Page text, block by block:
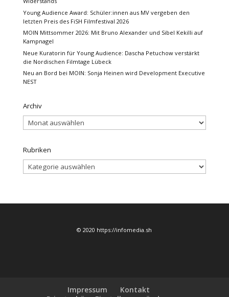
Young Audience Award: Schüler:innen aus MV vergeben den
letzten Preis des FiSH Filmfestival 2026
MOIN Mittsommer 2026: Mit Bruno Alexander und Sibel Kekilli auf
Kampnagel
Neue Kuratorin für Young Audience: Dascha Petuchow verstärkt
die Nordischen Filmtage Lübeck
Neu an Bord bei MOIN: Sonja Heinen wird Development Executive
NEST
Archiv
Archiv
Rubriken
Rubriken
© 2020 https://infomedia.sh
Impressum
Kontakt